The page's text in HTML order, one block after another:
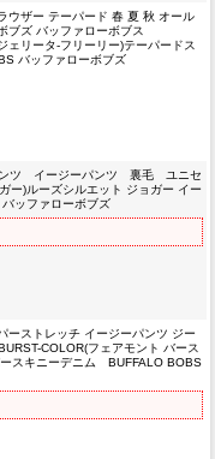
ウザー テーパード 春 夏 秋 オール
ブズ バッファローボブス
ェリータ-フリーリー)テーパードス
バッファローボブズ
ンツ イージーパンツ 裏毛 ユニセ
ー)ルーズシルエット ジョガー イー
ッファローボブズ
ーストレッチ イージーパンツ ジー
COLOR(フェアモント バース
ースキニーデニム BUFFALO BOBS